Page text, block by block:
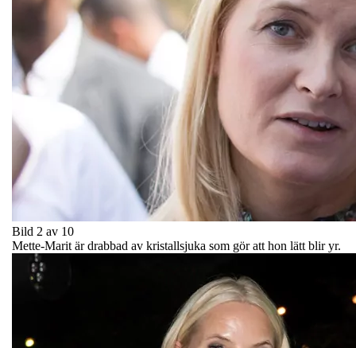
Bild 2 av 10
Mette-Marit är drabbad av kristallsjuka som gör att hon lätt blir yr.